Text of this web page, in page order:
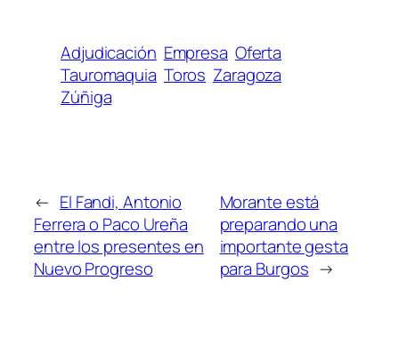
Adjudicación Empresa Oferta
Tauromaquia Toros Zaragoza
Zúñiga
← El Fandi, Antonio
Ferrera o Paco Ureña
entre los presentes en
Nuevo Progreso
Morante está
preparando una
importante gesta
para Burgos →